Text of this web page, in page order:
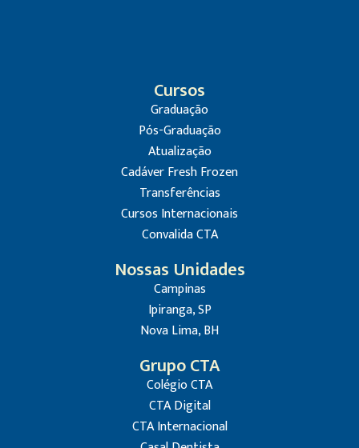
Cursos
Graduação
Pós-Graduação
Atualização
Cadáver Fresh Frozen
Transferências
Cursos Internacionais
Convalida CTA
Nossas Unidades
Campinas
Ipiranga, SP
Nova Lima, BH
Grupo CTA
Colégio CTA
CTA Digital
CTA Internacional